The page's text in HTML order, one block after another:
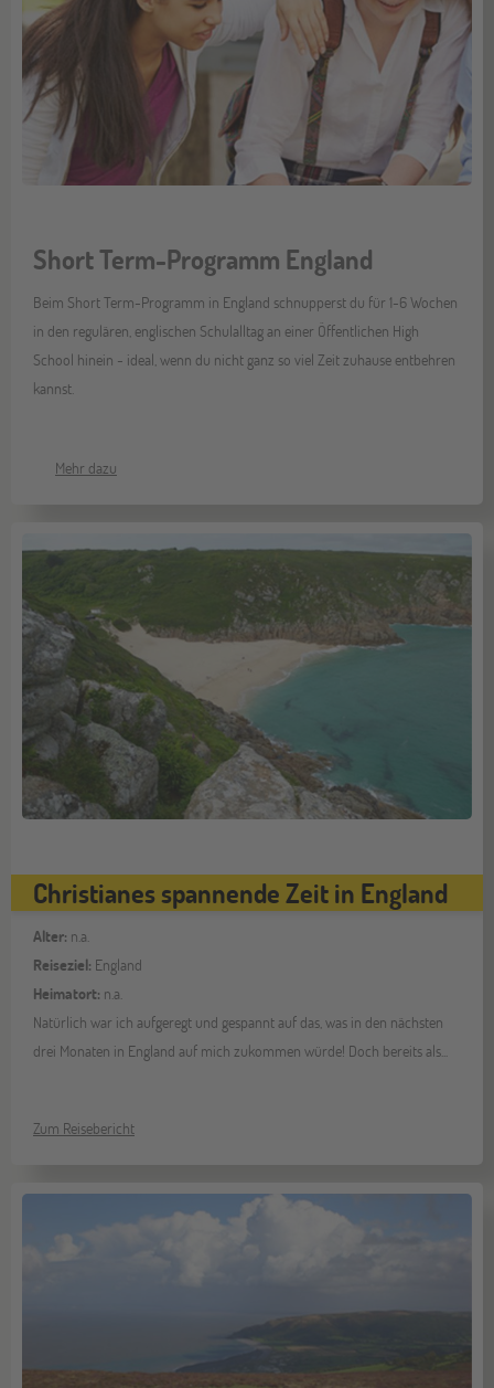
Short Term-Programm England
Beim Short Term-Programm in England schnupperst du für 1-6 Wochen
in den regulären, englischen Schulalltag an einer Öffentlichen High
School hinein - ideal, wenn du nicht ganz so viel Zeit zuhause entbehren
kannst.
Mehr dazu
Christianes spannende Zeit in England
Alter: n.a.
Reiseziel: England
Heimatort: n.a.
Natürlich war ich aufgeregt und gespannt auf das, was in den nächsten
drei Monaten in England auf mich zukommen würde! Doch bereits als...
Zum Reisebericht